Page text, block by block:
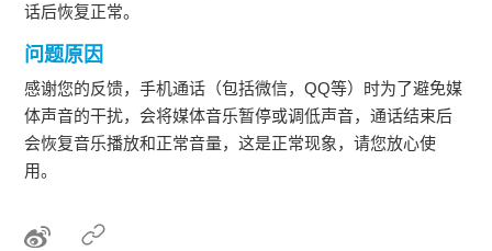
话后恢复正常。
问题原因
感谢您的反馈，手机通话（包括微信，QQ等）时为了避免媒
体声音的干扰，会将媒体音乐暂停或调低声音，通话结束后
会恢复音乐播放和正常音量，这是正常现象，请您放心使
用。